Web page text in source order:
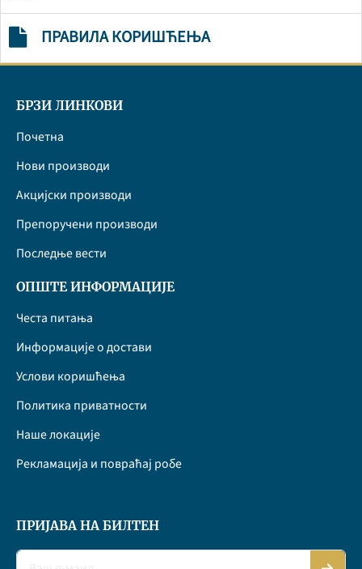
ПРАВИЛА КОРИШЋЕЊА
БРЗИ ЛИНКОВИ
Почетна
Нови производи
Акцијски производи
Препоручени производи
Последње вести
ОПШТЕ ИНФОРМАЦИЈЕ
Честа питања
Информације о достави
Услови коришћења
Политика приватности
Наше локације
Рекламација и повраћај робе
ПРИЈАВА НА БИЛТЕН